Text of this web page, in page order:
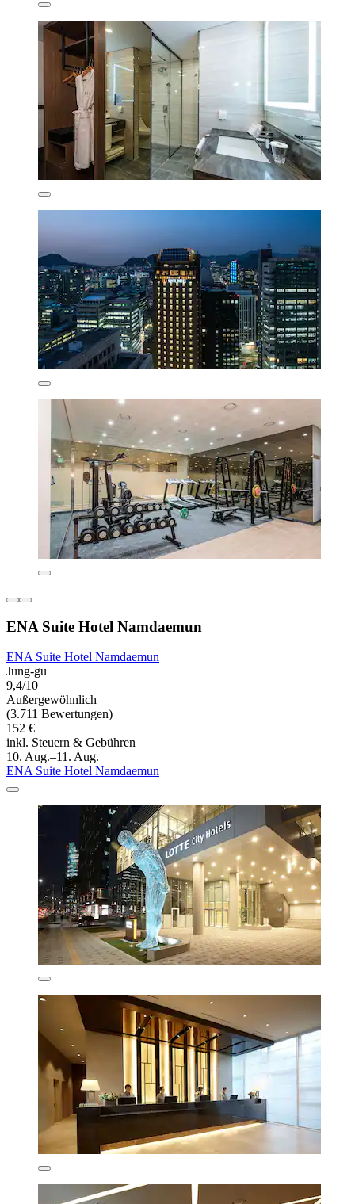
ENA Suite Hotel Namdaemun
ENA Suite Hotel Namdaemun
Jung-gu
9,4/10
Außergewöhnlich
(3.711 Bewertungen)
152 €
inkl. Steuern & Gebühren
10. Aug.–11. Aug.
ENA Suite Hotel Namdaemun